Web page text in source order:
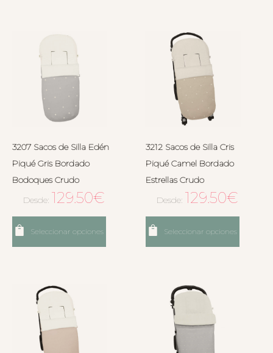
3207 Sacos de Silla Edén
Piqué Gris Bordado
Bodoques Crudo
Desde: 129.50€
Seleccionar opciones
3212 Sacos de Silla Cris
Piqué Camel Bordado
Estrellas Crudo
Desde: 129.50€
Seleccionar opciones